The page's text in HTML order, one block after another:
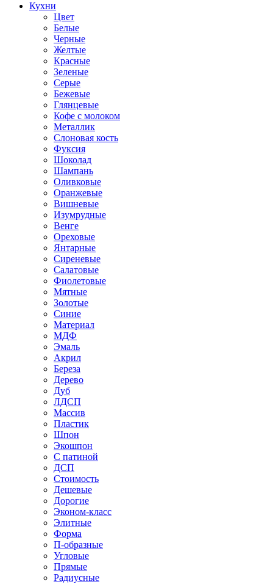
Кухни
Цвет
Белые
Черные
Желтые
Красные
Зеленые
Серые
Бежевые
Глянцевые
Кофе с молоком
Металлик
Слоновая кость
Фуксия
Шоколад
Шампань
Оливковые
Оранжевые
Вишневые
Изумрудные
Венге
Ореховые
Янтарные
Сиреневые
Салатовые
Фиолетовые
Мятные
Золотые
Синие
Материал
МДФ
Эмаль
Акрил
Береза
Дерево
Дуб
ЛДСП
Массив
Пластик
Шпон
Экошпон
С патиной
ДСП
Стоимость
Дешевые
Дорогие
Эконом-класс
Элитные
Форма
П-образные
Угловые
Прямые
Радиусные